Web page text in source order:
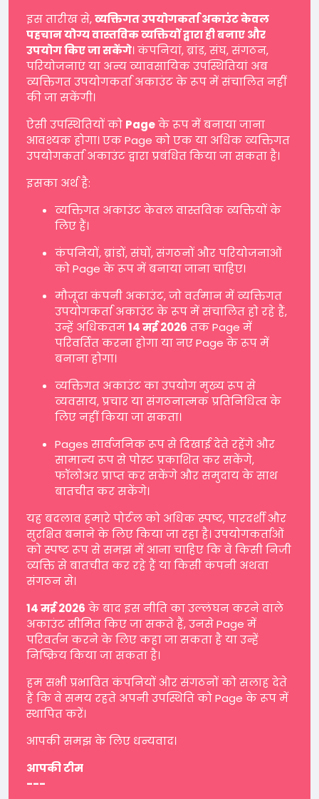
इस तारीख से,व्यक्तिगत उपयोगकर्ता अकाउंट केवल
पहचान योग्य वास्तविक व्यक्तियों द्वारा ही बनाए और
उपयोग किए जा सकेंगे। कंपनियां, ब्रांड, संघ, संगठन,
परियोजनाएं या अन्य व्यावसायिक उपस्थितियां अब
व्यक्तिगत उपयोगकर्ता अकाउंट के रूप में संचालित नहीं
की जा सकेंगी।
ऐसी उपस्थितियों को Pageके रूप में बनाया जाना
आवश्यक होगा। एक Page को एक या अधिक व्यक्तिगत
उपयोगकर्ता अकाउंट द्वारा प्रबंधित किया जा सकता है।
इसका अर्थ है:
व्यक्तिगत अकाउंट केवल वास्तविक व्यक्तियों के
लिए हैं।
कंपनियों, ब्रांडों, संघों, संगठनों और परियोजनाओं
को Page के रूप में बनाया जाना चाहिए।
मौजूदा कंपनी अकाउंट, जो वर्तमान में व्यक्तिगत
उपयोगकर्ता अकाउंट के रूप में संचालित हो रहे हैं,
उन्हें अधिकतम14 मई 2026 तक Page में
परिवर्तित करना होगा या नए Page के रूप में
बनाना होगा।
व्यक्तिगत अकाउंट का उपयोग मुख्य रूप से
व्यवसाय, प्रचार या संगठनात्मक प्रतिनिधित्व के
लिए नहीं किया जा सकता।
Pages सार्वजनिक रूप से दिखाई देते रहेंगे और
सामान्य रूप से पोस्ट प्रकाशित कर सकेंगे,
फॉलोअर प्राप्त कर सकेंगे और समुदाय के साथ
बातचीत कर सकेंगे।
यह बदलाव हमारे पोर्टल को अधिक स्पष्ट, पारदर्शी और
सुरक्षित बनाने के लिए किया जा रहा है। उपयोगकर्ताओं
को स्पष्ट रूप से समझ में आना चाहिए कि वे किसी निजी
व्यक्ति से बातचीत कर रहे हैं या किसी कंपनी अथवा
संगठन से।
14 मई 2026 के बाद इस नीति का उल्लंघन करने वाले
अकाउंट सीमित किए जा सकते हैं, उनसे Page में
परिवर्तन करने के लिए कहा जा सकता है या उन्हें
निष्क्रिय किया जा सकता है।
हम सभी प्रभावित कंपनियों और संगठनों को सलाह देते
हैं कि वे समय रहते अपनी उपस्थिति को Page के रूप में
स्थापित करें।
आपकी समझ के लिए धन्यवाद।
आपकी टीम
---